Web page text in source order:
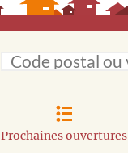
Prochaines ouvertures